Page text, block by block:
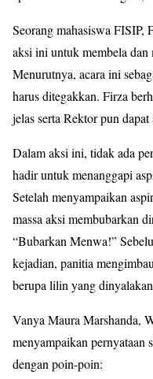
Seorang mahasiswa FISIP,
aksi ini untuk membela
Menurutnya, acara ini
harus ditegakkan. Firza
jelas serta Rektor pun
Dalam aksi ini, tidak ada
hadir untuk menanggapi
Setelah menyampaikan
massa aksi membubarkan
“Bubarkan Menwa!”
kejadian, panitia
berupa lilin yang
Vanya Maura Marshanda,
menyampaikan pernyataan
dengan poin-poin: